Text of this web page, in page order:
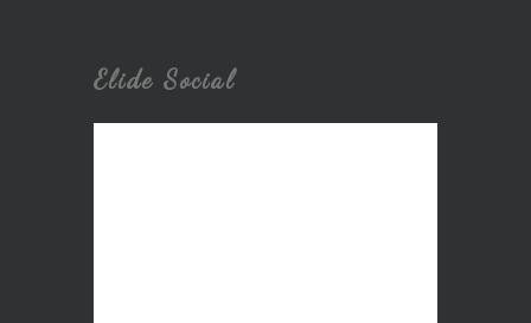
Elide Social